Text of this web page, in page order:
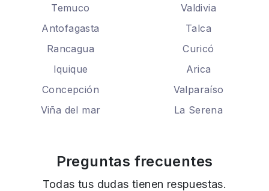
Temuco
Valdivia
Antofagasta
Talca
Rancagua
Curicó
Iquique
Arica
Concepción
Valparaíso
Viña del mar
La Serena
Preguntas frecuentes
Todas tus dudas tienen respuestas.